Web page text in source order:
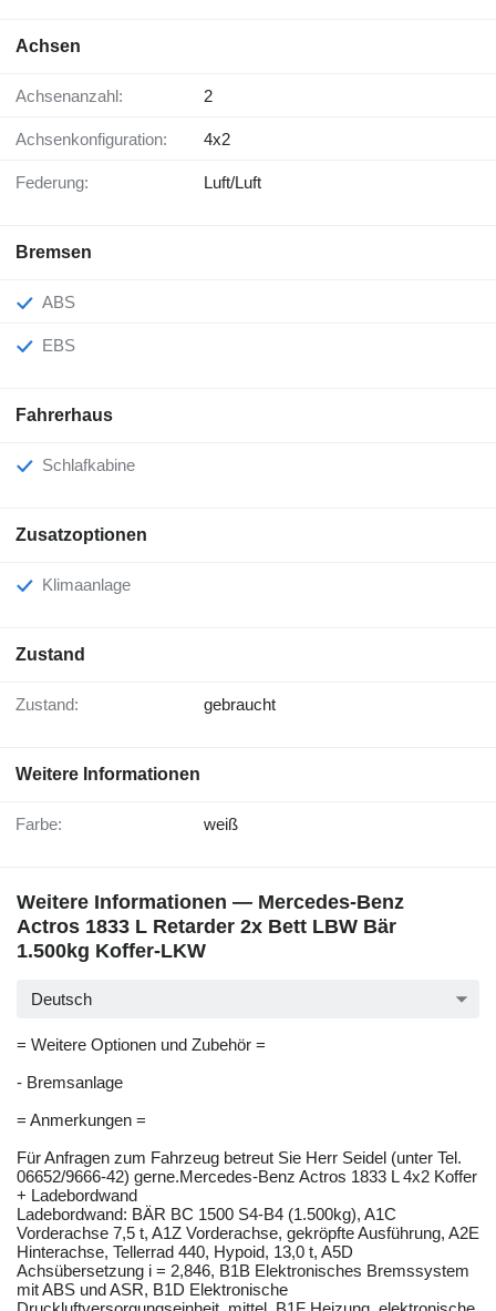
Achsen
Achsenanzahl: 2
Achsenkonfiguration: 4x2
Federung: Luft/Luft
Bremsen
ABS
EBS
Fahrerhaus
Schlafkabine
Zusatzoptionen
Klimaanlage
Zustand
Zustand: gebraucht
Weitere Informationen
Farbe: weiß
Weitere Informationen — Mercedes-Benz
Actros 1833 L Retarder 2x Bett LBW Bär
1.500kg Koffer-LKW
Deutsch
= Weitere Optionen und Zubehör =
- Bremsanlage
= Anmerkungen =
Für Anfragen zum Fahrzeug betreut Sie Herr Seidel (unter Tel.
06652/9666-42) gerne.Mercedes-Benz Actros 1833 L 4x2 Koffer
+ Ladebordwand
Ladebordwand: BÄR BC 1500 S4-B4 (1.500kg), A1C
Vorderachse 7,5 t, A1Z Vorderachse, gekröpfte Ausführung, A2E
Hinterachse, Tellerrad 440, Hypoid, 13,0 t, A5D
Achsübersetzung i = 2,846, B1B Elektronisches Bremssystem
mit ABS und ASR, B1D Elektronische